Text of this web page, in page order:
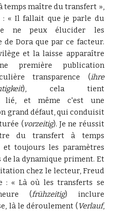
temps maître du transfert »,
: « Il fallait que je parle du
ne peux élucider les
Dora que par ce facteur.
et la laisse apparaître
première publication
transparence (ihre
), cela tient
lié, et même c'est une
grand défaut, qui conduisit
(vorzeitig). Je ne réussit
du transfert à temps
et toujours les paramètres
la dynamique priment. Et
chez le lecteur, Freud
: « Là où les transferts se
(frühzeitig) inclure
là le déroulement (Verlauf,